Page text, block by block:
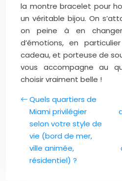
la montre bracelet pour
un véritable bijou. On
on peine à en
d’émotions, en particulier
cadeau, et porteuse de
vous accompagne au
choisir vraiment belle !
Quels quartiers de
Miami privilégier
selon votre style de
vie (bord de mer,
ville animée,
résidentiel) ?